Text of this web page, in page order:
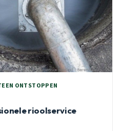
ONTSTOPPEN
rioolservice